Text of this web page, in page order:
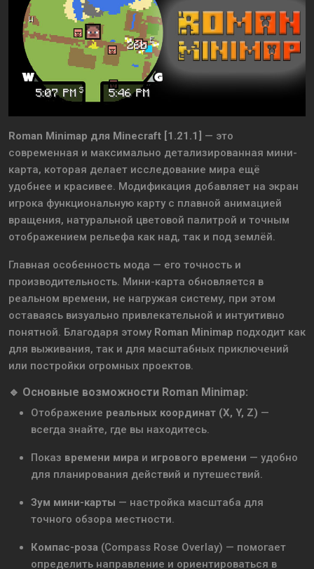
Roman Minimap для Minecraft [1.21.1] — это
современная и максимально детализированная мини-
карта, которая делает исследование мира ещё
удобнее и красивее. Модификация добавляет на экран
игрока функциональную карту с плавной анимацией
вращения, натуральной цветовой палитрой и точным
отображением рельефа как над, так и под землёй.
Главная особенность мода — его точность и
производительность. Мини-карта обновляется в
реальном времени, не нагружая систему, при этом
оставаясь визуально привлекательной и интуитивно
понятной. Благодаря этому Roman Minimap подходит как
для выживания, так и для масштабных приключений
или постройки огромных проектов.
🔹 Основные возможности Roman Minimap:
Отображение реальных координат (X, Y, Z) —
всегда знайте, где вы находитесь.
Показ времени мира и игрового времени — удобно
для планирования действий и путешествий.
Зум мини-карты — настройка масштаба для
точного обзора местности.
Компас-розa (Compass Rose Overlay) — помогает
определить направление и ориентироваться в